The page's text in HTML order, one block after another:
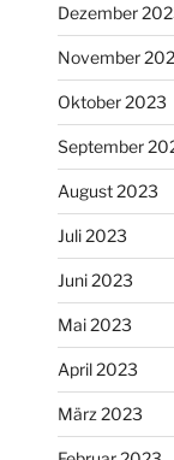
Dezember
November
Oktober 2023
September
August 2023
Juli 2023
Juni 2023
Mai 2023
April 2023
März 2023